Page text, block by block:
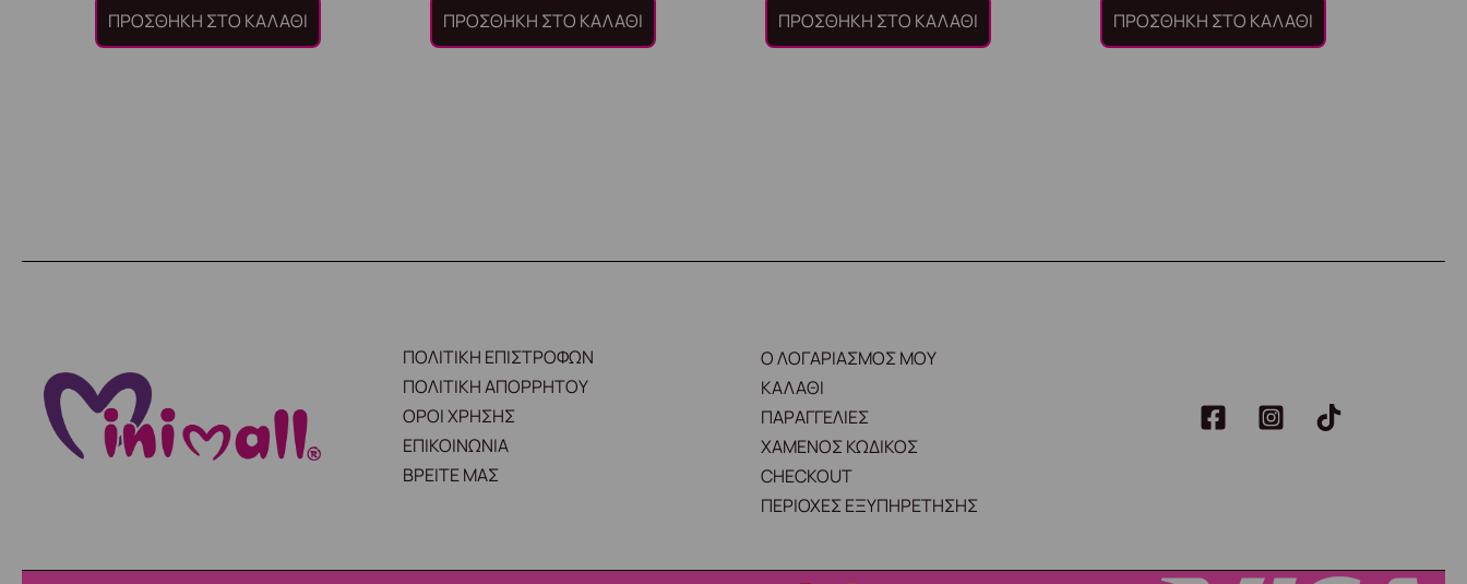
ΠΡΟΣΘΉΚΗ ΣΤΟ ΚΑΛΆΘΙ ΠΡΟΣΘΉΚΗ ΣΤΟ ΚΑΛΆΘΙ ΠΡΟΣΘΉΚΗ ΣΤΟ ΚΑΛΆΘΙ ΠΡΟΣΘΉΚΗ ΣΤΟ ΚΑΛΆΘΙ
ΠΟΛΙΤΙΚΗ ΕΠΙΣΤΡΟΦΩΝ
ΠΟΛΙΤΙΚΗ ΑΠΟΡΡΗΤΟΥ
ΟΡΟΙ ΧΡΗΣΗΣ
ΕΠΙΚΟΙΝΩΝΙΑ
ΒΡΕΙΤΕ ΜΑΣ
Ο ΛΟΓΑΡΙΑΣΜΟΣ ΜΟΥ
ΚΑΛΑΘΙ
ΠΑΡΑΓΓΕΛΙΕΣ
ΧΑΜΕΝΟΣ ΚΩΔΙΚΟΣ
CHECKOUT
ΠΕΡΙΟΧΕΣ ΕΞΥΠΗΡΕΤΗΣΗΣ